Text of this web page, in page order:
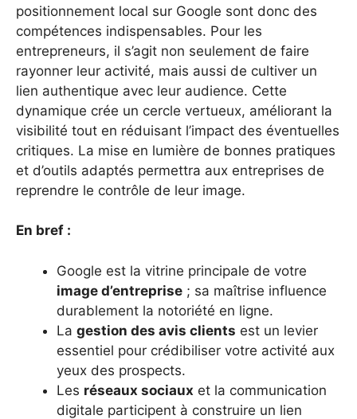
positionnement local sur Google sont donc des
compétences indispensables. Pour les
entrepreneurs, il s’agit non seulement de faire
rayonner leur activité, mais aussi de cultiver un
lien authentique avec leur audience. Cette
dynamique crée un cercle vertueux, améliorant la
visibilité tout en réduisant l’impact des éventuelles
critiques. La mise en lumière de bonnes pratiques
et d’outils adaptés permettra aux entreprises de
reprendre le contrôle de leur image.
En bref :
Google est la vitrine principale de votre
image d’entreprise ; sa maîtrise influence
durablement la notoriété en ligne.
La gestion des avis clients est un levier
essentiel pour crédibiliser votre activité aux
yeux des prospects.
Les réseaux sociaux et la communication
digitale participent à construire un lien